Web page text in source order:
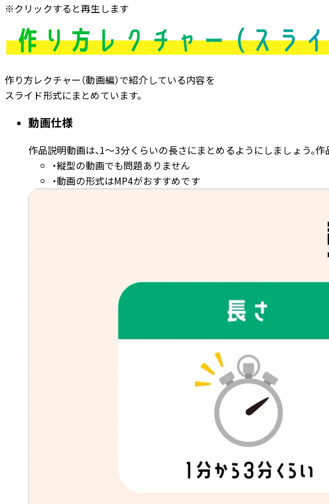
※クリックすると再生します
作り方レクチャー（動画編）で紹介している内容を
スライド形式にまとめています。
動画仕様
作品説明動画は、1〜3分くらいの長さにまとめるようにしましょう。
・縦型の動画でも問題ありません
・動画の形式はMP4がおすすめです